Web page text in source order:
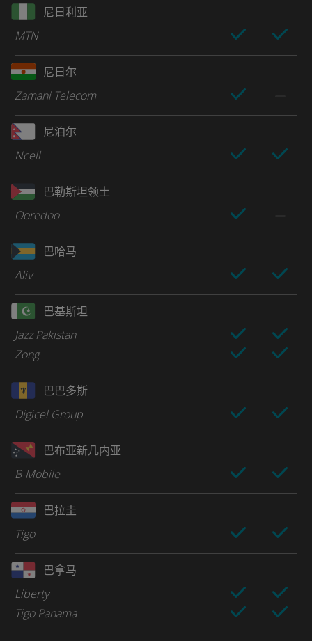
尼日利亚
MTN
尼日尔
Zamani Telecom
尼泊尔
Ncell
巴勒斯坦领土
Ooredoo
巴哈马
Aliv
巴基斯坦
Jazz Pakistan
Zong
巴巴多斯
Digicel Group
巴布亚新几内亚
B-Mobile
巴拉圭
Tigo
巴拿马
Liberty
Tigo Panama